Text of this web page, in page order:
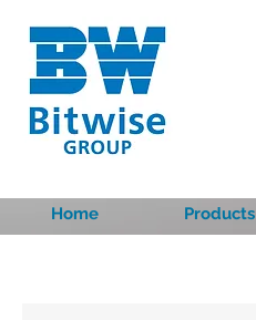
Home Products